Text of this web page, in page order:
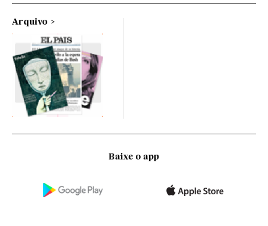
Arquivo
Baixe o app